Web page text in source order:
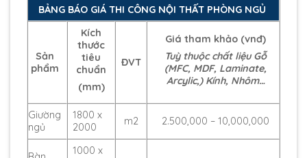
BẢNG BÁO GIÁ THI CÔNG NỘI THẤT PHÒNG NGỦ
Sản
phẩm
Kích
thước
tiêu
chuẩn
(mm)
ĐVT
Giá tham khảo (vnđ)
Tuỳ thuộc chất liệu Gỗ
(MFC, MDF, Laminate,
Arcylic,) Kính, Nhôm…
Giường
ngủ
1800 x
2000
m2 2.500,000 – 10,000,000
1000 x